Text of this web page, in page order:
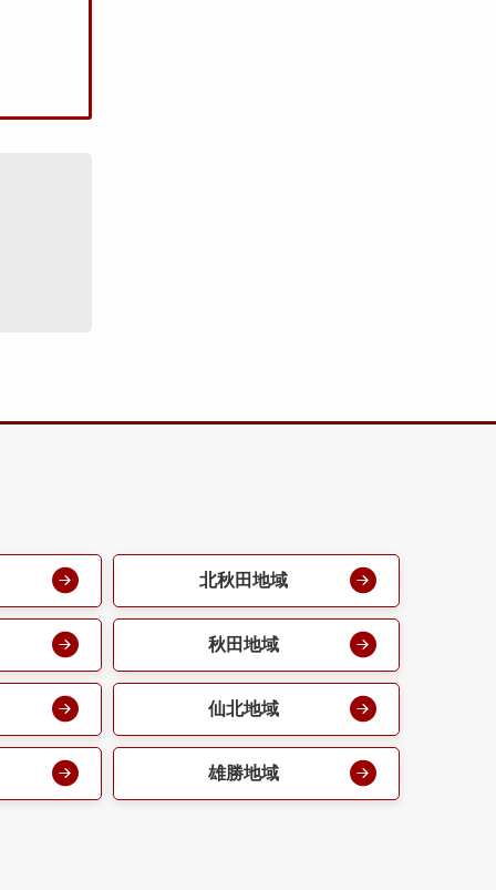
北秋田地域
秋田地域
仙北地域
雄勝地域